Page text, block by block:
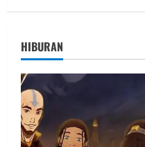
HIBURAN